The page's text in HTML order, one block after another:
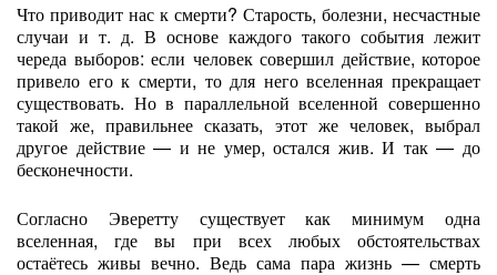
Что приводит нас к смерти? Старость, болезни, несчастные
случаи и т. д. В основе каждого такого события лежит
череда выборов: если человек совершил действие, которое
привело его к смерти, то для него вселенная прекращает
существовать. Но в параллельной вселенной совершенно
такой же, правильнее сказать, этот же человек, выбрал
другое действие — и не умер, остался жив. И так — до
бесконечности.
Согласно Эверетту существует как минимум одна
вселенная, где вы при всех любых обстоятельствах
остаётесь живы вечно. Ведь сама пара жизнь — смерть